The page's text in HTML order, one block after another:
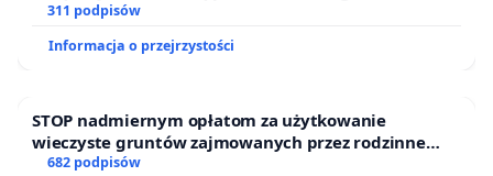
311 podpisów
Informacja o przejrzystości
STOP nadmiernym opłatom za użytkowanie
wieczyste gruntów zajmowanych przez rodzinne
ogrody działkowe.
682 podpisów